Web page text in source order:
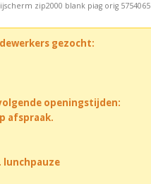
zip2000 blank piag orig 5754065
gezocht:
openingstijden:
afspraak.
lunchpauze